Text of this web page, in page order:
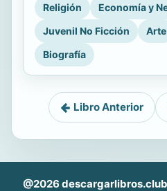
Religión
Economía y
Juvenil No Ficción
Arte
Biografía
Libro Anterior
@2026 descargarlibros.club